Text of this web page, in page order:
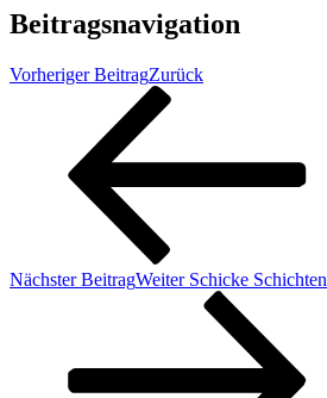
Beitragsnavigation
Vorheriger BeitragZurück
Nächster BeitragWeiter Schicke Schichten